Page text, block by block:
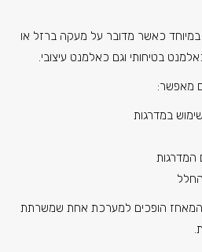
כאשר מדובר על מעקה ברזל או
בטיחותי וגם כאלמנט עיצובי.
מאפשר:
במדרגות
המדרגות
החלל
הופכים למערכת אחת שמשרתת